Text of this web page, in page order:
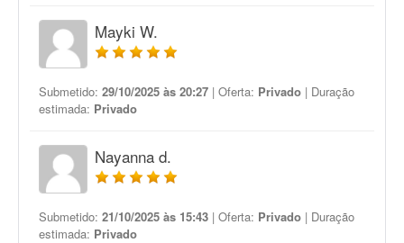
Mayki W.
Submetido: 29/10/2025 às 20:27 | Oferta: Privado | Duração
estimada: Privado
Nayanna d.
Submetido: 21/10/2025 às 15:43 | Oferta: Privado | Duração
estimada: Privado